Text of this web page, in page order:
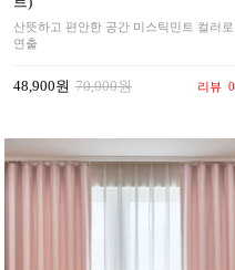
산뜻하고 편안한 공간 미스틱민트 컬러로
연출
48,900원 70,000원 리뷰 0